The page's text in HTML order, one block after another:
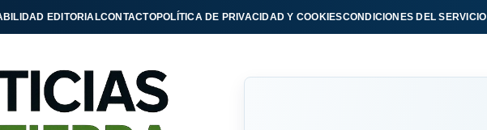
EDITORIALCONTACTOPOLÍTICA DE PRIVACIDAD Y COOKIESCONDICIONES DEL SERVICIO